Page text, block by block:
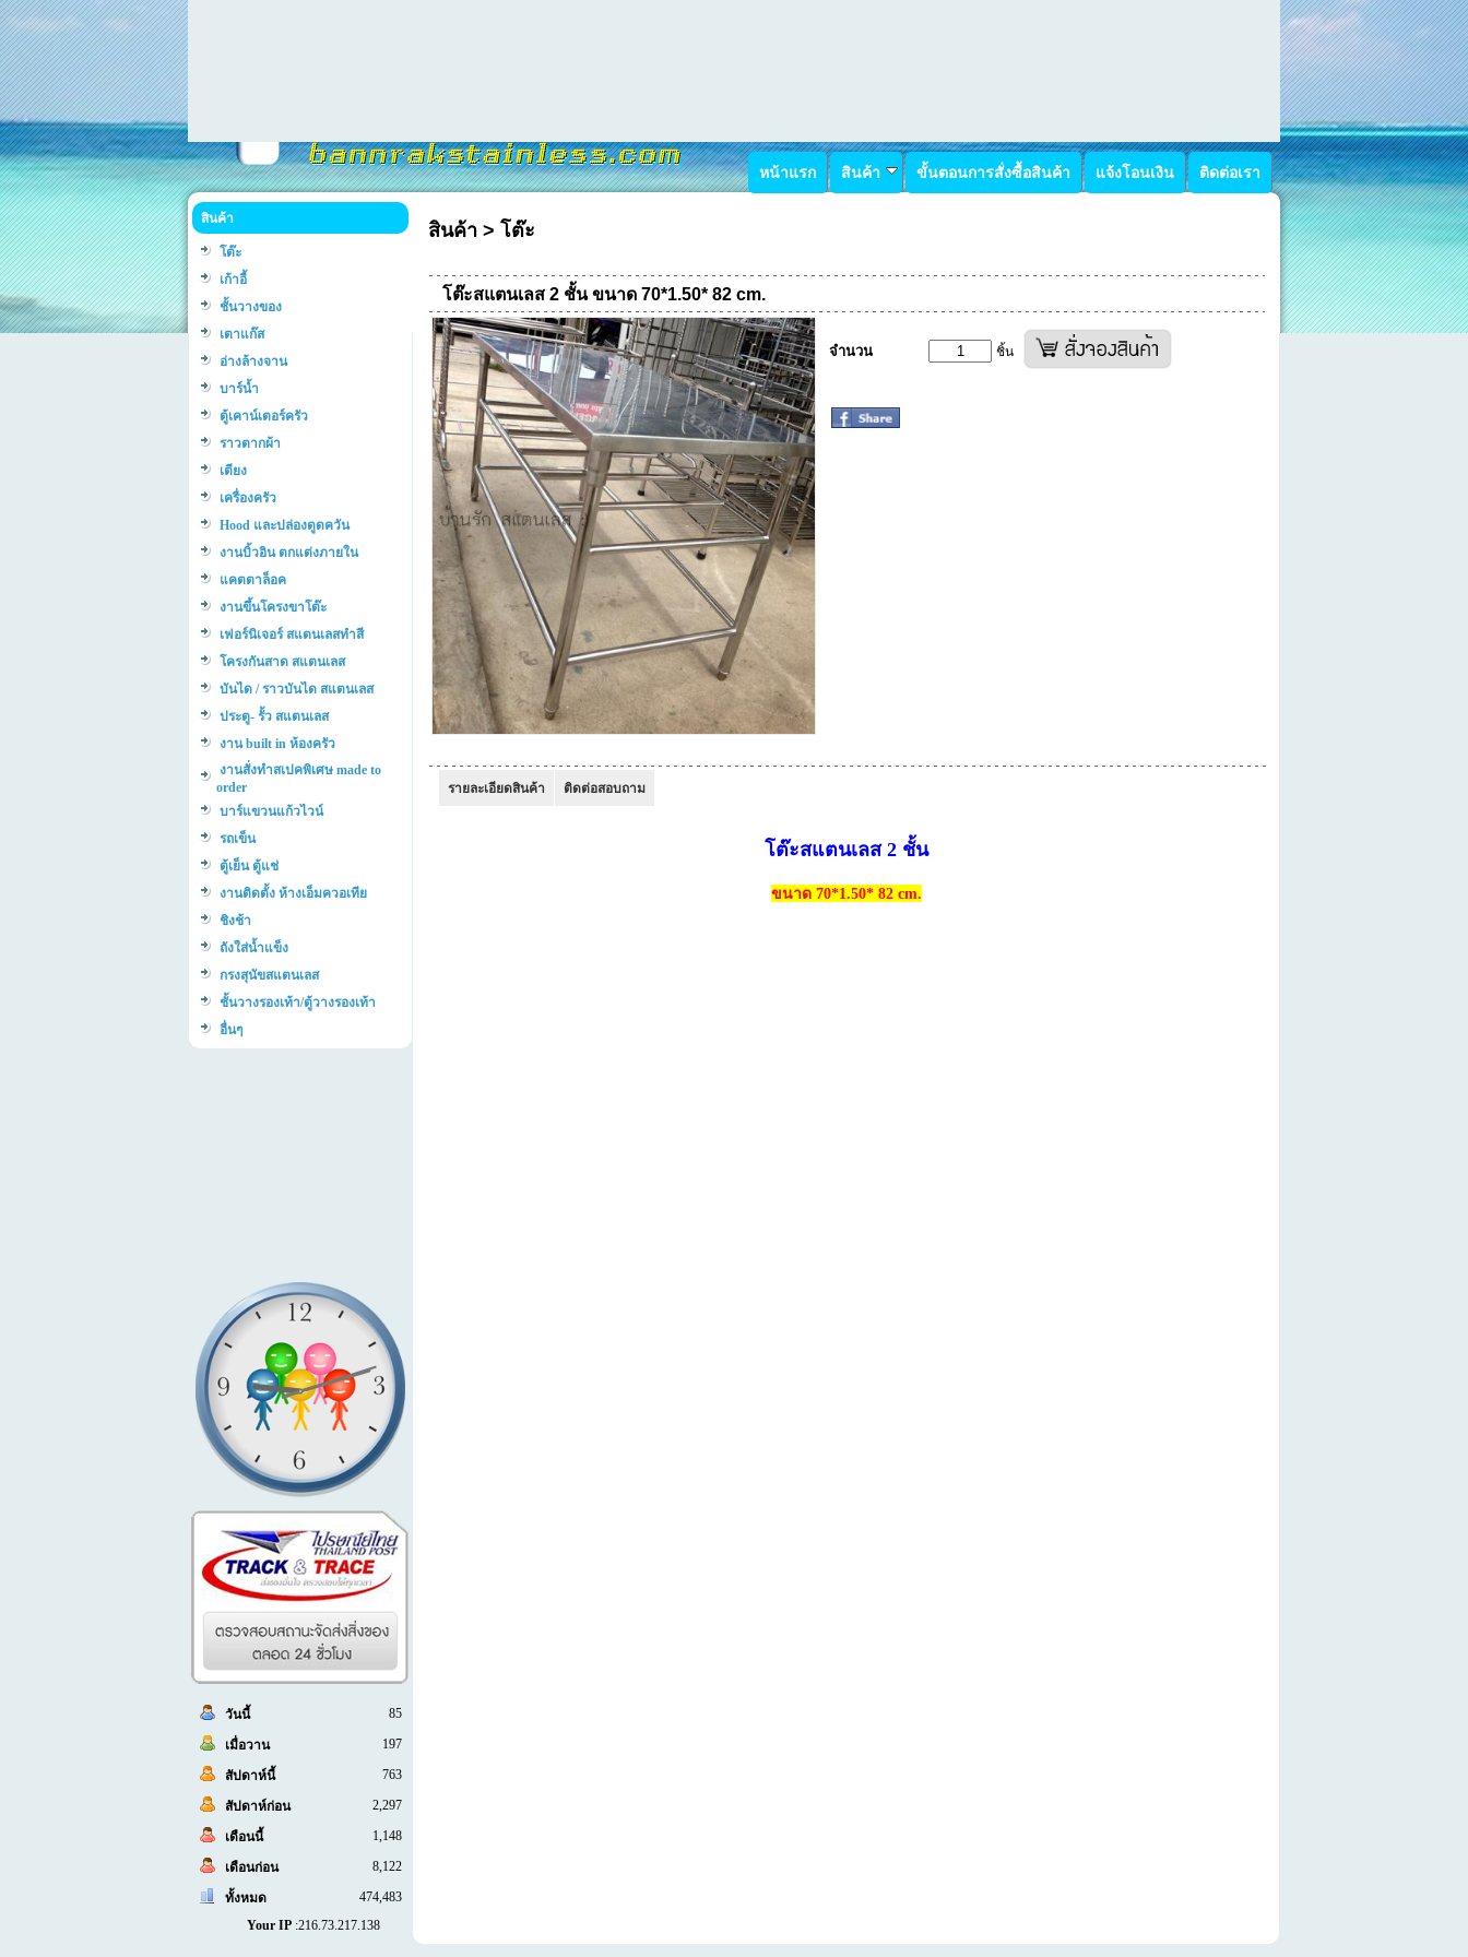
ติดต่อเรา
แจ้งโอนเงิน
ขั้นตอนการสั่งซื้อสินค้า
สินค้า
หน้าแรก
สินค้า
โต๊ะ
เก้าอี้
ชั้นวางของ
เตาแก๊ส
อ่างล้างจาน
บาร์น้ำ
ตู้เคาน์เตอร์ครัว
ราวตากผ้า
เตียง
เครื่องครัว
Hood และปล่องดูดควัน
งานบิ้วอิน ตกแต่งภายใน
แคตตาล็อค
งานขึ้นโครงขาโต๊ะ
เฟอร์นิเจอร์ สแตนเลสทำสี
โครงกันสาด สแตนเลส
บันได / ราวบันได สแตนเลส
ประตู- รั้ว สแตนเลส
งาน built in ห้องครัว
งานสั่งทำสเปคพิเศษ made to
order
บาร์แขวนแก้วไวน์
รถเข็น
ตู้เย็น ตู้แช่
งานติดตั้ง ห้างเอ็มควอเทีย
ชิงช้า
ถังใส่น้ำแข็ง
กรงสุนัขสแตนเลส
ชั้นวางรองเท้า/ตู้วางรองเท้า
อื่นๆ
วันนี้ 85
เมื่อวาน 197
สัปดาห์นี้ 763
สัปดาห์ก่อน 2,297
เดือนนี้ 1,148
เดือนก่อน 8,122
ทั้งหมด
474,483
Your IP :216.73.217.138
สินค้า > โต๊ะ
โต๊ะสแตนเลส 2 ชั้น ขนาด 70*1.50* 82 cm.
จำนวน ชิ้น
รายละเอียดสินค้า ติดต่อสอบถาม
โต๊ะสแตนเลส 2 ชั้น
ขนาด 70*1.50* 82 cm.